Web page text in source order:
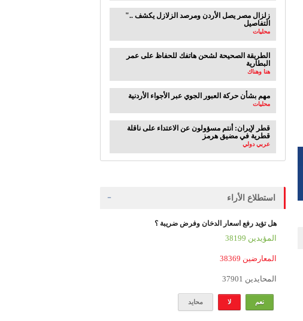
".. زلزال مصر يصل الأردن ومرصد الزلازل يكشف
التفاصيل
محليات
الطريقة الصحيحة لشحن هاتفك للحفاظ على عمر
البطارية
هنا وهناك
مهم بشأن حركة العبور الجوي عبر الأجواء الأردنية
محليات
قطر لإيران: أنتم مسؤولون عن الاعتداء على ناقلة
قطرية في مضيق هرمز
عربي دولي
استطلاع الأراء
هل تؤيد رفع اسعار الدخان وفرض ضريبة ؟
38199 المؤيدين
38369 المعارضين
37901 المحايدين
محايد لا نعم